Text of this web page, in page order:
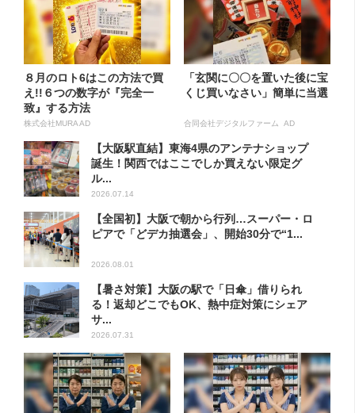
８月のロト6はこの方法で買
え!!６つの数字が『完全一
致』する方法
株式会社MURA AD
「玄関に〇〇を置いた後に宝
くじ買いなさい」簡単に当選
合同会社デジタルファーム AD
【大阪駅直結】東海4県のアンテナショップ
誕生！関西ではここでしか買えない限定グ
ル...
2026.07.14
【全国初】大阪で朝から行列…スーパー・ロ
ピアで「どデカ抽選会」、開始30分で“1...
2026.08.01
【暑さ対策】大阪の駅で「日傘」借りられ
る！返却どこでもOK、熱中症対策にシェア
サ...
2026.07.31